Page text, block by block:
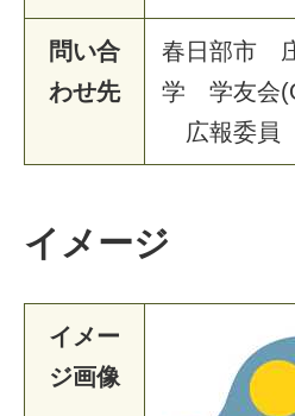
問い合
わせ先
春 日 部市
学
学友会(
広報委員
イメージ
イメー
ジ画像